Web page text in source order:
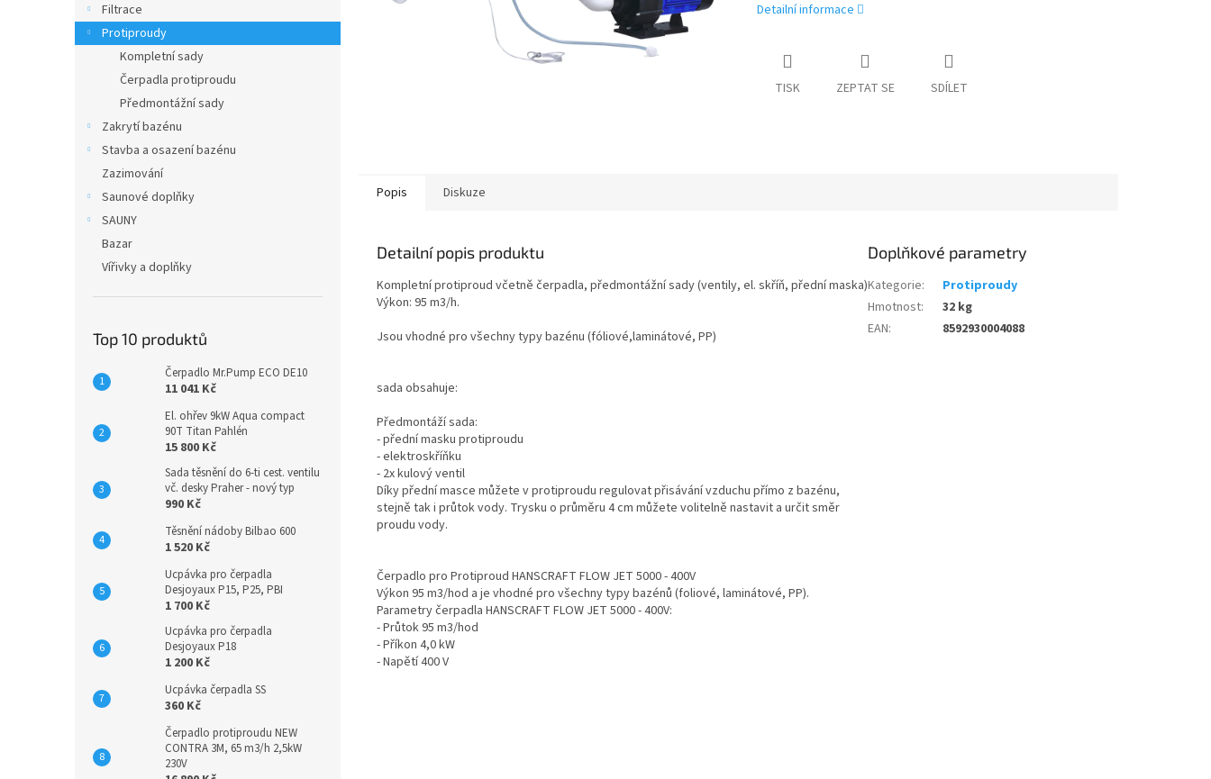
l
Filtrace
Protiproudy
Kompletní sady
Čerpadla protiproudu
Předmontážní sady
Zakrytí bazénu
Stavba a osazení bazénu
Zazimování
Saunové doplňky
SAUNY
Bazar
Vířivky a doplňky
Top 10 produktů
Čerpadlo Mr.Pump ECO DE10
11 041 Kč
El. ohřev 9kW Aqua compact
90T Titan Pahlén
15 800 Kč
Sada těsnění do 6-ti cest. ventilu
vč. desky Praher - nový typ
990 Kč
Těsnění nádoby Bilbao 600
1 520 Kč
Ucpávka pro čerpadla
Desjoyaux P15, P25, PBI
1 700 Kč
Ucpávka pro čerpadla
Desjoyaux P18
1 200 Kč
Ucpávka čerpadla SS
360 Kč
Čerpadlo protiproudu NEW
CONTRA 3M, 65 m3/h 2,5kW
230V
Detailní informace
TISK ZEPTAT SE SDÍLET
Popis Diskuze
Detailní popis produktu
Kompletní protiproud včetně čerpadla, předmontážní sady (ventily, el. skříň, přední maska)
Výkon: 95 m3/h.
Jsou vhodné pro všechny typy bazénu (fóliové,laminátové, PP)
sada obsahuje:
Předmontáží sada:
- přední masku protiproudu
- elektroskříňku
- 2x kulový ventil
Díky přední masce můžete v protiproudu regulovat přisávání vzduchu přímo z bazénu,
stejně tak i průtok vody. Trysku o průměru 4 cm můžete volitelně nastavit a určit směr
proudu vody.
Čerpadlo pro Protiproud HANSCRAFT FLOW JET 5000 - 400V
Výkon 95 m3/hod a je vhodné pro všechny typy bazénů (foliové, laminátové, PP).
Parametry čerpadla HANSCRAFT FLOW JET 5000 - 400V:
- Průtok 95 m3/hod
- Příkon 4,0 kW
- Napětí 400 V
Doplňkové parametry
Kategorie:
Protiproudy
Hmotnost:
32 kg
EAN: 8592930004088